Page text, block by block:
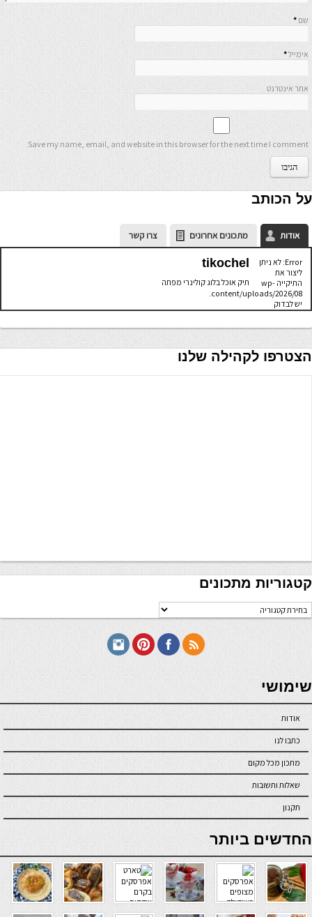
שם *
אימייל*
אתר אינטרנט
Save my name, email, and website in this browser for the next time I comment.
על הכותב
אודות מתכונים אחרונים צרו קשר
Error: לא ניתן
ליצור את
התיקייה wp-
content/uploads/2026/08.
יש לבדוק
שתיקיית האב
לכתיבה.
tikochel
תיק אוכל בלוג קולינרי מפתה
הצטרפו לקהילה שלנו
קטגוריות מתכונים
קטגוריות
מתכונים
seriöse online casinos österreich
שימושי
אודות
כתבו לנו
מתכון מכל מקום
שאלות ותשובות
תקנון
online casino
החדשים ביותר